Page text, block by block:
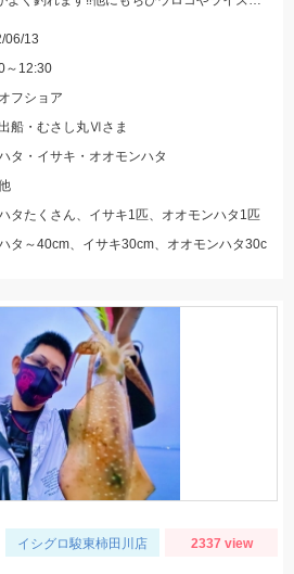
06/13
～12:30
フショア
船・むさし丸Ⅵさま
タ・イサキ・オオモンハタ
タたくさん、イサキ1匹、オオモンハタ1匹
タ～40cm、イサキ30cm、オオモンハタ30c
イシグロ駿東柿田川店 2337 view